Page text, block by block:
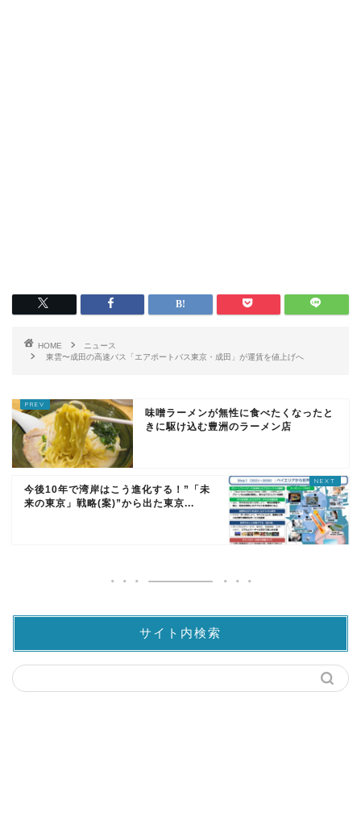
HOME
ニュース
東雲〜成田の高速バス「エアポートバス東京・成田」が運賃を値上げへ
味噌ラーメンが無性に食べたくなったと
きに駆け込む豊洲のラーメン店
今後10年で湾岸はこう進化する！”「未
来の東京」戦略(案)”から出た東京...
サイト内検索